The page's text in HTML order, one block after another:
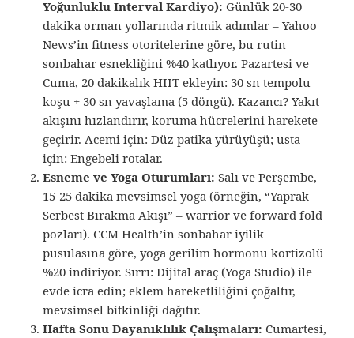
Yoğunluklu Interval Kardiyo): Günlük 20-30
dakika orman yollarında ritmik adımlar – Yahoo
News’in fitness otoritelerine göre, bu rutin
sonbahar esnekliğini %40 katlıyor. Pazartesi ve
Cuma, 20 dakikalık HIIT ekleyin: 30 sn tempolu
koşu + 30 sn yavaşlama (5 döngü). Kazancı? Yakıt
akışını hızlandırır, koruma hücrelerini harekete
geçirir. Acemi için: Düz patika yürüyüşü; usta
için: Engebeli rotalar.
Esneme ve Yoga Oturumları: Salı ve Perşembe,
15-25 dakika mevsimsel yoga (örneğin, “Yaprak
Serbest Bırakma Akışı” – warrior ve forward fold
pozları). CCM Health’in sonbahar iyilik
pusulasına göre, yoga gerilim hormonu kortizolü
%20 indiriyor. Sırrı: Dijital araç (Yoga Studio) ile
evde icra edin; eklem hareketliliğini çoğaltır,
mevsimsel bitkinliği dağıtır.
Hafta Sonu Dayanıklılık Çalışmaları: Cumartesi,